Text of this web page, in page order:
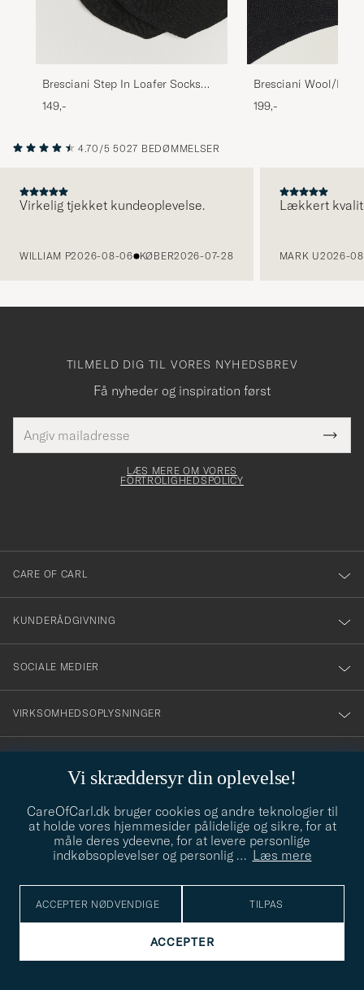
Bresciani Step In Loafer Socks
Black
149,-
Bresciani Wool/
Short Socks Black
199,-
4.70/5 5027 BEDØMMELSER
Virkelig tjekket kundeoplevelse.
WILLIAM P2026-08-06 KØBER2026-07-28
Lækkert
MARK U2026-
Vi skræddersyr din oplevelse!
CareOfCarl.dk bruger cookies og andre teknologier til
at holde vores hjemmesider pålidelige og sikre, for at
måle deres ydeevne, for at levere personlige
indkøbsoplevelser og personlig … Læs mere
ACCEPTER NØDVENDIGE TILPAS
ACCEPTER
TILMELD DIG TIL VORES NYHEDSBREV
Få nyheder og inspiration først
mailadresse
skal
Tack
för
dig
till
vårt
nyhetsbrev!
LÆS MERE OM VORES
FORTROLIGHEDSPOLICY
CARE OF CARL
KUNDERÅDGIVNING
SOCIALE MEDIER
VIRKSOMHEDSOPLYSNINGER
info@careofcarl.dk
Behøver du hjælp til at finde din stil? Lad os hjælpe dig, vi hjælper
gerne til!
STILRÅD